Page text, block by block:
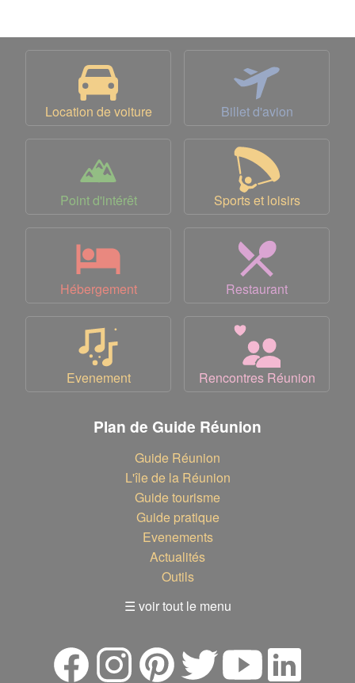
Location de voiture Billet d'avion
Point d'intérêt Sports et loisirs
Hébergement Restaurant
Evenement Rencontres Réunion
Plan de Guide Réunion
Guide Réunion
L'île de la Réunion
Guide tourisme
Guide pratique
Evenements
Actualités
Outils
☰ voir tout le menu